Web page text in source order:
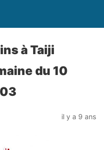
à Taiji
du 10
il y a 9 ans